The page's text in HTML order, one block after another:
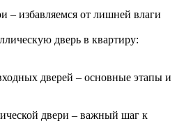
– избавляемся от лишней влаги
дверь в квартиру:
дверей – основные этапы и
двери – важный шаг к